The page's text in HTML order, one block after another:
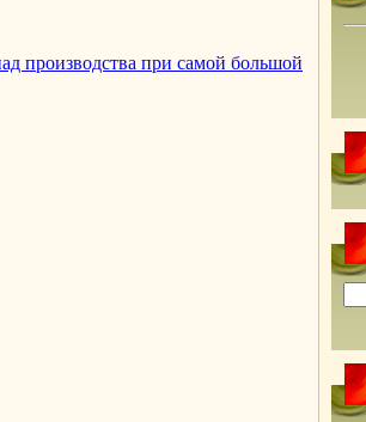
производства при самой большой